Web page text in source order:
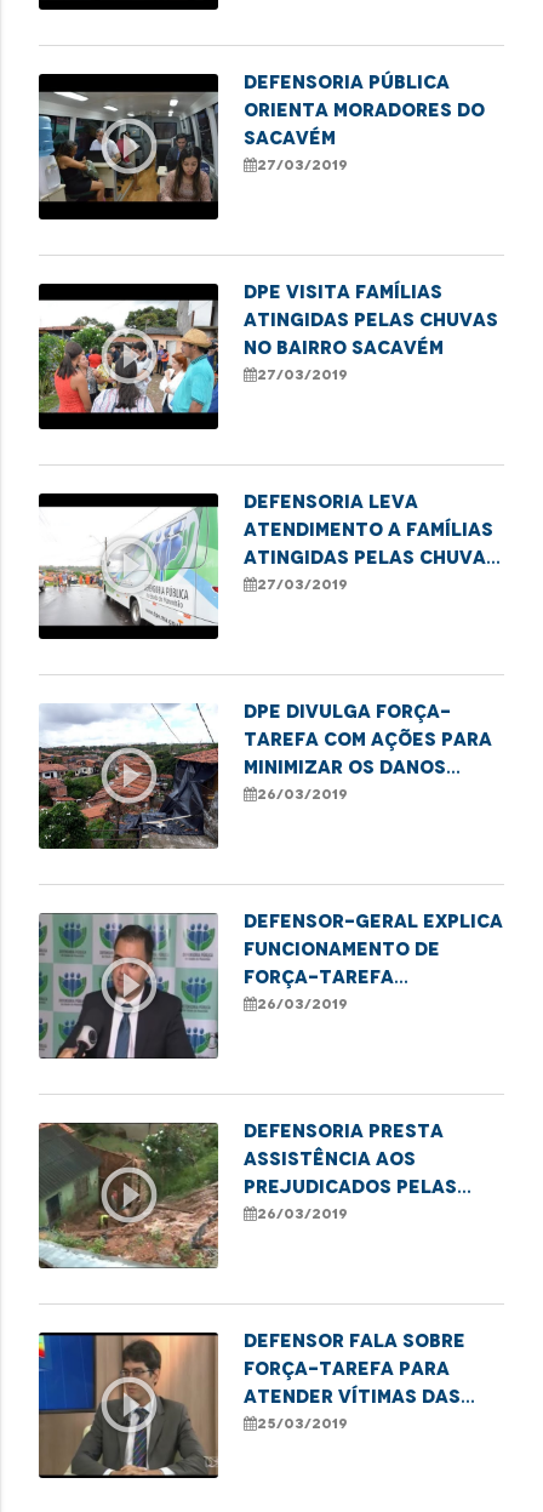
play_circle_outline
Defensoria Pública
orienta moradores do
Sacavém
27/03/2019
play_circle_outline
DPE visita famílias
atingidas pelas chuvas
no bairro Sacavém
27/03/2019
play_circle_outline
Defensoria leva
atendimento a famílias
atingidas pelas chuvas
no Sacavém
27/03/2019
play_circle_outline
DPE divulga força-
tarefa com ações para
minimizar os danos
causados pela chuva
26/03/2019
play_circle_outline
Defensor-geral explica
funcionamento de
força-tarefa
realizada pela DPE/MA
26/03/2019
play_circle_outline
Defensoria presta
assistência aos
prejudicados pelas
chuvas
26/03/2019
play_circle_outline
Defensor fala sobre
força-tarefa para
atender vítimas das
chuvas
25/03/2019